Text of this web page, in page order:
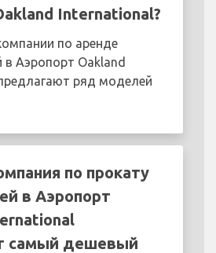
International?
по аренде
Аэропорт Oakland
ряд моделей
по прокату
в Аэропорт
самый дешевый